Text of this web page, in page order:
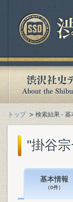
トップ 検索結果 - 基
"掛谷
基本情報
（0件）